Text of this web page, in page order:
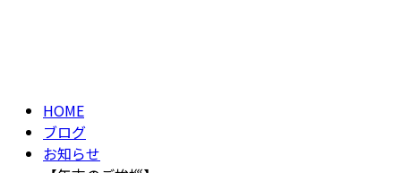
HOME
ブログ
お知らせ